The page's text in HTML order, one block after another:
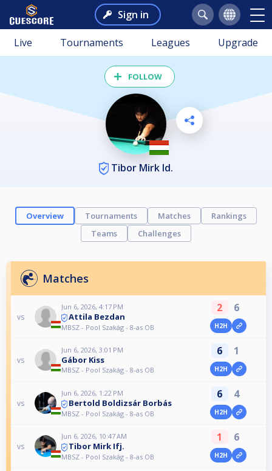
Sign in
Live Tournaments Leagues Upgrade
FOLLOW
Tibor Mirk Id.
Overview Tournaments Matches
Rankings
Teams
Challenges
Matches
vs
Jun 6, 2026, 4:17 PM
Attila Bezdan
MBSZ - Pool Szakág - 8-as OB
2 6
H2H
vs
Jun 6, 2026, 3:01 PM
Gábor Kiss
MBSZ - Pool Szakág - 8-as OB
6 1
H2H
vs
Jun 6, 2026, 1:22 PM
Bertold Boldizsár Borbás
MBSZ - Pool Szakág - 8-as OB
6 4
H2H
vs
Jun 6, 2026, 10:47 AM
Tibor Mirk Ifj.
MBSZ - Pool Szakág - 8-as OB
1 6
H2H